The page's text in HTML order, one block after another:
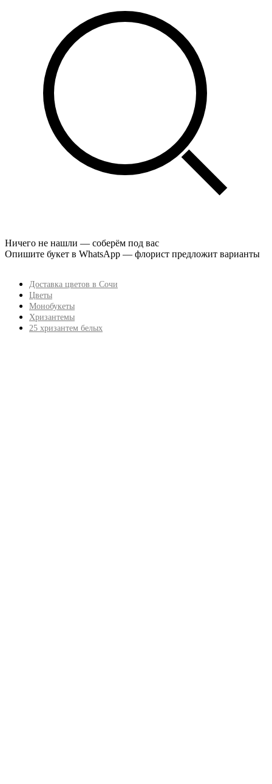
Ничего не нашли — соберём под вас
Опишите букет в WhatsApp — флорист предложит варианты
Доставка цветов в Сочи
Цветы
Монобукеты
Хризантемы
25 хризантем белых